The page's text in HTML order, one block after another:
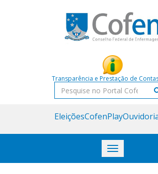
Transparência e Prestação de
Pesquisar
EleiçõesCofenPlay
Toggle
navigation